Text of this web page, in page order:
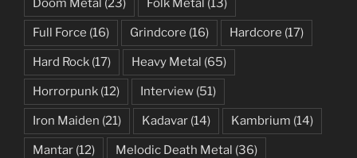
Doom Metal (23) Folk Metal (13)
Full Force (16) Grindcore (16) Hardcore (17)
Hard Rock (17) Heavy Metal (65)
Horrorpunk (12) Interview (51)
Iron Maiden (21) Kadavar (14) Kambrium (14)
Mantar (12) Melodic Death Metal (36)